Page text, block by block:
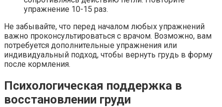
упражнение 10-15 раз.
Не забывайте, что перед началом любых упражнений
важно проконсультироваться с врачом. Возможно, вам
потребуется дополнительные упражнения или
индивидуальный подход, чтобы вернуть грудь в форму
после кормления.
Психологическая поддержка в
восстановлении груди